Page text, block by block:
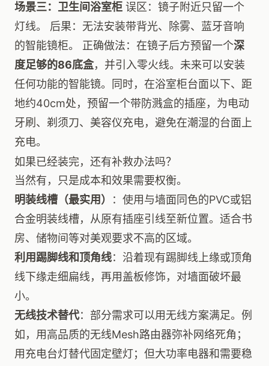
场景三：卫生间浴室柜 误区：镜子附近只留一个
灯线。 后果：无法安装带背光、除雾、蓝牙音响
的智能镜柜。 正确做法：在镜子后方预留一个深
度足够的86底盒，并引入零火线。未来可以安装
任何功能的智能镜。同时，在浴室柜台面以下、距
地约40cm处，预留一个带防溅盒的插座，为电动
牙刷、剃须刀、美容仪充电，避免在潮湿的台面上
充电。
如果已经装完，还有补救办法吗？
当然有，只是成本和效果需要权衡。
明装线槽（最实用）
：使用与墙面同色的PVC或铝
合金明装线槽，从原有插座引线至新位置。适合书
房、储物间等对美观要求不高的区域。
利用踢脚线和顶角线：沿着现有踢脚线上缘或顶角
线下缘走细扁线，再用盖板修饰，对墙面破坏最
小。
无线技术替代：部分需求可以用无线方案满足。例
如，用高品质的无线Mesh路由器弥补网络死角；
用充电台灯替代固定壁灯；但大功率电器和需要稳